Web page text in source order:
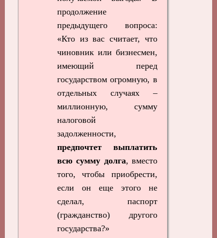
продолжение
предыдущего вопроса:
«Кто из вас считает, что
чиновник или бизнесмен,
имеющий перед
государством огромную, в
отдельных случаях –
миллионную, сумму
налоговой
задолженности,
предпочтет выплатить
всю сумму долга, вместо
того, чтобы приобрести,
если он еще этого не
сделал, паспорт
(гражданство) другого
государства?»